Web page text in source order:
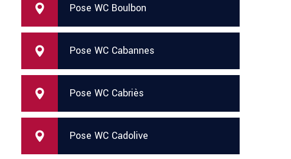
Pose WC Boulbon
Pose WC Cabannes
Pose WC Cabriès
Pose WC Cadolive